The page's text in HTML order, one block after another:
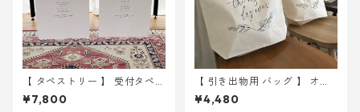
【 タペストリー 】 受付タペス
トリー 2枚(GROOM&BRIDE )
45 × 180cm ｜ 結婚式 ウェ
¥7,800
【 引き出物用 バッグ 】 オリ
ーブ 10枚 ｜ 結婚式 トート
バッグ
¥4,480